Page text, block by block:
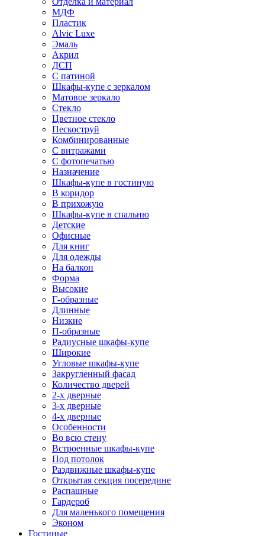
МДФ
Пластик
Alvic Luxe
Эмаль
Акрил
ДСП
С патиной
Шкафы-купе с зеркалом
Матовое зеркало
Стекло
Цветное стекло
Пескоструй
Комбинированные
С витражами
С фотопечатью
Назначение
Шкафы-купе в гостиную
В коридор
В прихожую
Шкафы-купе в спальню
Детские
Офисные
Для книг
Для одежды
На балкон
Форма
Высокие
Г-образные
Длинные
Низкие
П-образные
Радиусные шкафы-купе
Широкие
Угловые шкафы-купе
Закругленный фасад
Количество дверей
2-х дверные
3-х дверные
4-х дверные
Особенности
Во всю стену
Встроенные шкафы-купе
Под потолок
Раздвижные шкафы-купе
Открытая секция посередине
Распашные
Гардероб
Для маленького помещения
Эконом
Гостиные